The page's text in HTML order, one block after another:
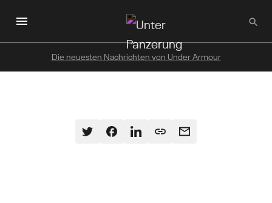
Hauptinhalt
Die neuesten Nachrichten von Under Armour